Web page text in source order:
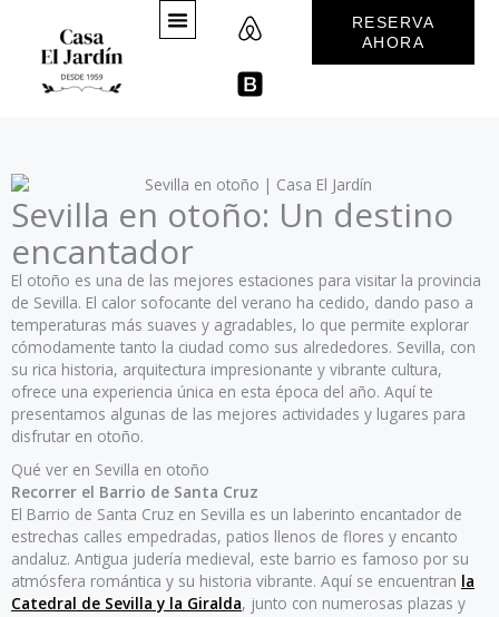
contenido
A
i
r
b
B
o
o
t
r
a
p
RESERVA
AHORA
Sevilla en otoño: Un destino
encantador
El otoño es una de las mejores estaciones para visitar la provincia
de Sevilla. El calor sofocante del verano ha cedido, dando paso a
temperaturas más suaves y agradables, lo que permite explorar
cómodamente tanto la ciudad como sus alrededores. Sevilla, con
su rica historia, arquitectura impresionante y vibrante cultura,
ofrece una experiencia única en esta época del año. Aquí te
presentamos algunas de las mejores actividades y lugares para
disfrutar en otoño.
Qué ver en Sevilla en otoño
Recorrer el Barrio de Santa Cruz
El Barrio de Santa Cruz en Sevilla es un laberinto encantador de
estrechas calles empedradas, patios llenos de flores y encanto
andaluz. Antigua judería medieval, este barrio es famoso por su
atmósfera romántica y su historia vibrante. Aquí se encuentran la
Catedral de Sevilla y la Giralda, junto con numerosas plazas y